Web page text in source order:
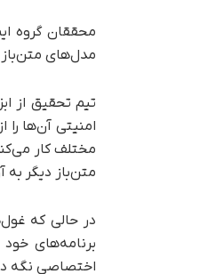
محققان گروه
مدل‌های
تیم تحقیق از
مختلف کار
متن‌باز دیگر
در حالی که
برنامه‌های
اختصاصی نگه